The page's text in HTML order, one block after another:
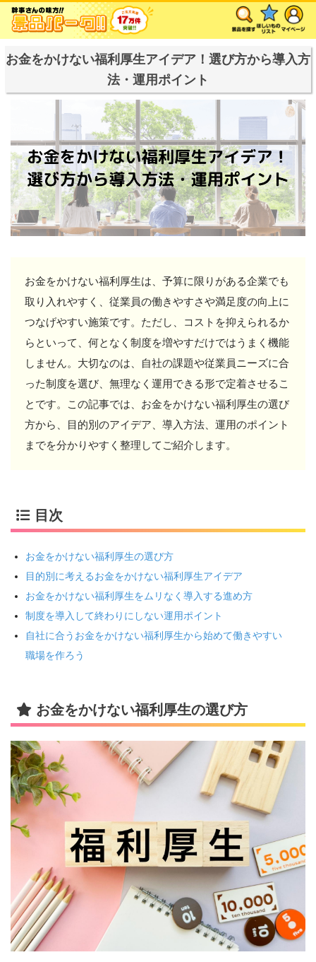
お金をかけない福利厚生アイデア！選び方から導入方
法・運用ポイント
お金をかけない福利厚生は、予算に限りがある企業でも
取り入れやすく、従業員の働きやすさや満足度の向上に
つなげやすい施策です。ただし、コストを抑えられるか
らといって、何となく制度を増やすだけではうまく機能
しません。大切なのは、自社の課題や従業員ニーズに合
った制度を選び、無理なく運用できる形で定着させるこ
とです。この記事では、お金をかけない福利厚生の選び
方から、目的別のアイデア、導入方法、運用のポイント
までを分かりやすく整理してご紹介します。
目次
お金をかけない福利厚生の選び方
目的別に考えるお金をかけない福利厚生アイデア
お金をかけない福利厚生をムリなく導入する進め方
制度を導入して終わりにしない運用ポイント
自社に合うお金をかけない福利厚生から始めて働きやすい
職場を作ろう
お金をかけない福利厚生の選び方